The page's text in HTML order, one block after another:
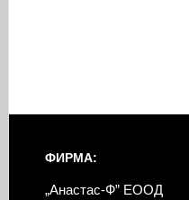
ФИРМА:
„Анастас-Ф” ЕООД